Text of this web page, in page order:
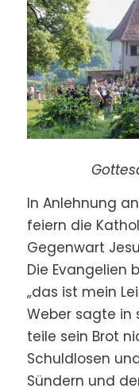
In Anlehnung
feiern die
Gegenwart
Die Evangelien
„das ist mein
Weber sagte in
teile sein Brot
Schuldlosen
Sündern und